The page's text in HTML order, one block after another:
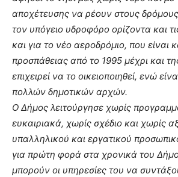
αποχέτευσης να ρέουν στους
τον υπόγειο υδροφόρο ορίζοντα και
και για το νέο αεροδρόμιο, που είναι
προσπάθειας από το 1995 μέχρι και
επιχειρεί να το οικειοποιηθεί, ενώ
πολλών δημοτικών αρχών.
Ο Δήμος λειτούργησε χωρίς
ευκαιριακά, χωρίς σχέδιο και χωρίς
υπαλληλικού και εργατικού
για πρώτη φορά στα χρονικά του
μπορούν οι υπηρεσίες του να